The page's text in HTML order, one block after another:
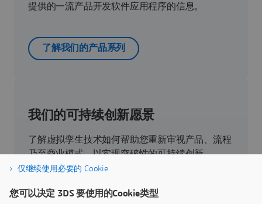
提供的一流产品开发软件应用程序的信息。
了解我们的产品系列
我们的可持续创新愿景
了解虚拟孪生技术如何帮助您重新审视产品、流程
乃至商业模式，以实现突破性的可持续创新。
跳转到可持续性
仅继续使用必要的 Cookie
您可以决定 3DS 要使用的Cookie类型